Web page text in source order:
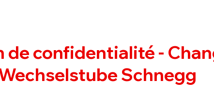
de confidentialité -
Schnegg